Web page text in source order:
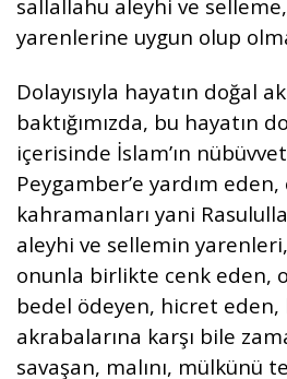
sallallahu aleyhi ve
yarenlerine uygun olup
Dolayısıyla hayatın doğal
baktığımızda, bu hayatın
içerisinde İslam’ın
Peygamber’e yardım eden,
kahramanları yani
aleyhi ve sellemin
onunla birlikte cenk eden,
bedel ödeyen, hicret eden,
akrabalarına karşı bile
savaşan, malını, mülkünü